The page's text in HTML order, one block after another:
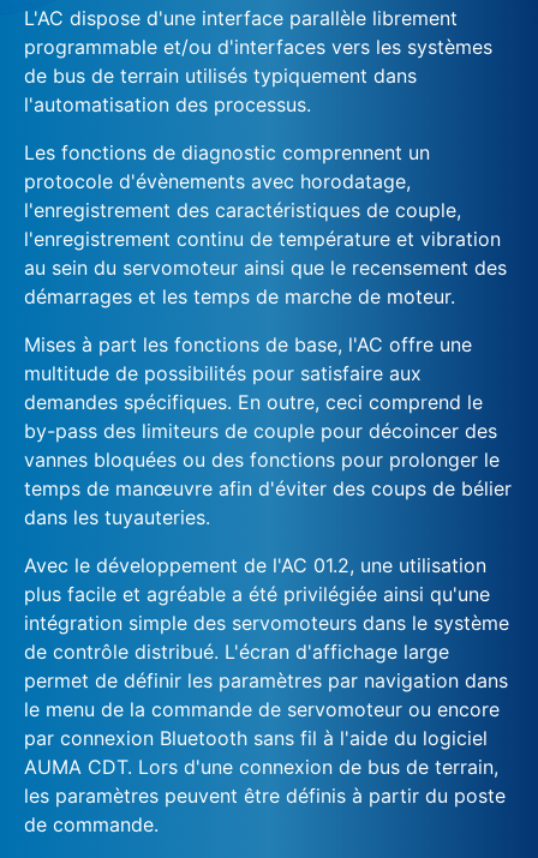
L'AC dispose d'une interface parallèle librement
programmable et/ou d'interfaces vers les systèmes
de bus de terrain utilisés typiquement dans
l'automatisation des processus.
Les fonctions de diagnostic comprennent un
protocole d'évènements avec horodatage,
l'enregistrement des caractéristiques de couple,
l'enregistrement continu de température et vibration
au sein du servomoteur ainsi que le recensement des
démarrages et les temps de marche de moteur.
Mises à part les fonctions de base, l'AC offre une
multitude de possibilités pour satisfaire aux
demandes spécifiques. En outre, ceci comprend le
by-pass des limiteurs de couple pour décoincer des
vannes bloquées ou des fonctions pour prolonger le
temps de manœuvre afin d'éviter des coups de bélier
dans les tuyauteries.
Avec le développement de l'AC 01.2, une utilisation
plus facile et agréable a été privilégiée ainsi qu'une
intégration simple des servomoteurs dans le système
de contrôle distribué. L'écran d'affichage large
permet de définir les paramètres par navigation dans
le menu de la commande de servomoteur ou encore
par connexion Bluetooth sans fil à l'aide du logiciel
AUMA CDT. Lors d'une connexion de bus de terrain,
les paramètres peuvent être définis à partir du poste
de commande.